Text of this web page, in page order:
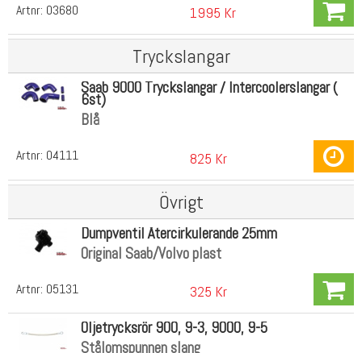
Artnr: 03680 1995 Kr
Tryckslangar
Artnr: 04111
Saab 9000 Tryckslangar / Intercoolerslangar (
6st)
Blå
825 Kr
Övrigt
Artnr: 05131
Dumpventil Återcirkulerande 25mm
Original Saab/Volvo plast
325 Kr
Oljetrycksrör 900, 9-3, 9000, 9-5
Stålomspunnen slang